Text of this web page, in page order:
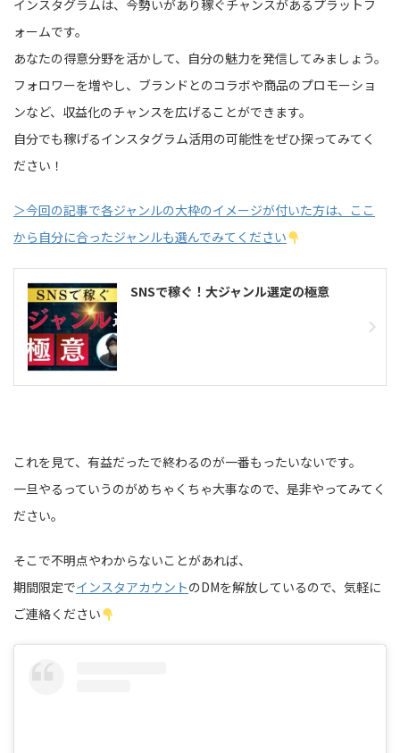
インスタグラムは、今勢いがあり稼ぐチャンスがあるプラットフ
ォームです。
あなたの得意分野を活かして、自分の魅力を発信してみましょう。
フォロワーを増やし、ブランドとのコラボや商品のプロモーショ
ンなど、収益化のチャンスを広げることができます。
自分でも稼げるインスタグラム活用の可能性をぜひ探ってみてく
ださい！
＞今回の記事で各ジャンルの大枠のイメージが付いた方は、ここ
から自分に合ったジャンルも選んでみてください
SNSで稼ぐ！大ジャンル選定の極意
これを見て、有益だったで終わるのが一番もったいないです。
一旦やるっていうのがめちゃくちゃ大事なので、是非やってみてく
ださい。
そこで不明点やわからないことがあれば、
期間限定でインスタアカウントのDMを解放しているので、気軽に
ご連絡ください